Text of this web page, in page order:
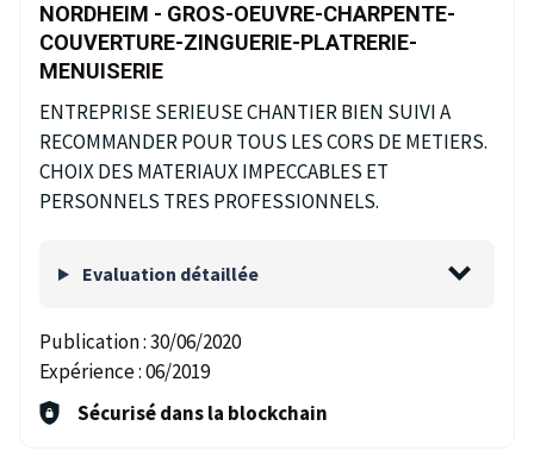
NORDHEIM - GROS-OEUVRE-CHARPENTE-
COUVERTURE-ZINGUERIE-PLATRERIE-
MENUISERIE
ENTREPRISE SERIEUSE CHANTIER BIEN SUIVI A
RECOMMANDER POUR TOUS LES CORS DE METIERS.
CHOIX DES MATERIAUX IMPECCABLES ET
PERSONNELS TRES PROFESSIONNELS.
Evaluation détaillée
Publication :30/06/2020
Expérience :06/2019
Sécurisé dans la blockchain